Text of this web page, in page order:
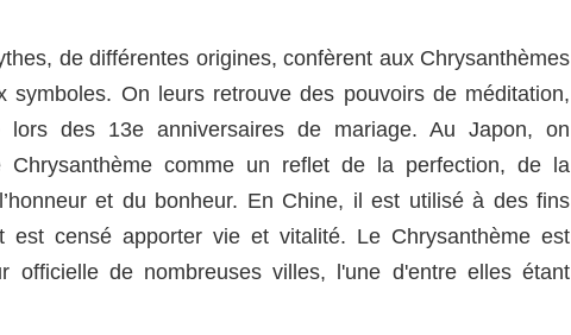
de différentes origines, confèrent aux Chrysanthèmes
symboles. On leurs retrouve des pouvoirs de méditation,
des 13e anniversaires de mariage. Au Japon, on
Chrysanthème comme un reflet de la perfection, de la
et du bonheur. En Chine, il est utilisé à des fins
est censé apporter vie et vitalité. Le Chrysanthème est
officielle de nombreuses villes, l'une d'entre elles étant